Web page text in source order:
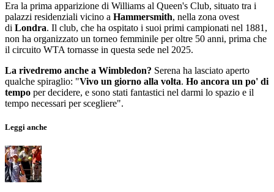
Era la prima apparizione di Williams al Queen's Club, situato tra i
palazzi residenziali vicino a Hammersmith, nella zona ovest
di Londra. Il club, che ha ospitato i suoi primi campionati nel 1881,
non ha organizzato un torneo femminile per oltre 50 anni, prima che
il circuito WTA tornasse in questa sede nel 2025.
La rivedremo anche a Wimbledon? Serena ha lasciato aperto
qualche spiraglio: "Vivo un giorno alla volta. Ho ancora un po' di
tempo per decidere, e sono stati fantastici nel darmi lo spazio e il
tempo necessari per scegliere".
Leggi anche